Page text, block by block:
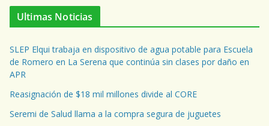
Ultimas Noticias
SLEP Elqui trabaja en dispositivo de agua potable para Escuela
de Romero en La Serena que continúa sin clases por daño en
APR
Reasignación de $18 mil millones divide al CORE
Seremi de Salud llama a la compra segura de juguetes